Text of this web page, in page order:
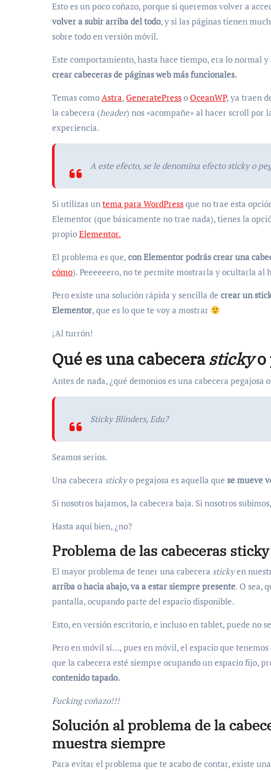
Esto es un poco coñazo, porque si queremos volver a
volver a subir arriba del todo, y si las páginas tienen
sobre todo en versión móvil.
Este comportamiento, hasta hace tiempo, era lo normal
crear cabeceras de páginas web más funcionales.
Temas comoAstra, GeneratePresso OceanWP, ya traen
la cabecera (header) nos «acompañe» al hacer scroll por
experiencia.
A este efecto, se le denomina efecto sticky o
Si utilizas untema para WordPressque no trae esta
Elementor (que básicamente no trae nada), tienes la
propioElementor.
El problema es que,con Elementor podrás crear una
cómo). Peeeeeero, no te permite mostrarla y ocultarla al
Pero existe una solución rápida y sencilla de crear un
Elementor, que es lo que te voy a mostrar
¡Al turrón!
Qué es una cabecerastickyo
Antes de nada, ¿qué demonios es una cabecera pegajosa o
Sticky Blinders, Edu?
Seamos serios.
Una cabecera stickyo pegajosa es aquella que se mueve
Si nosotros bajamos, la cabecera baja. Si nosotros
Hasta aquí bien, ¿no?
Problema de las cabeceras sticky
El mayor problema de tener una cabecera stickyen
arriba o hacia abajo, va a estar siempre presente. O sea,
pantalla, ocupando parte del espacio disponible.
Esto, en versión escritorio, e incluso en tablet, puede no
Pero en móvil sí…, pues en móvil, el espacio que
que la cabecera esté siempre ocupando un espacio fijo,
contenido tapado.
Fucking coñazo!!!
Solución al problema de la
muestra siempre
Para evitar el problema que te acabo de contar, existe